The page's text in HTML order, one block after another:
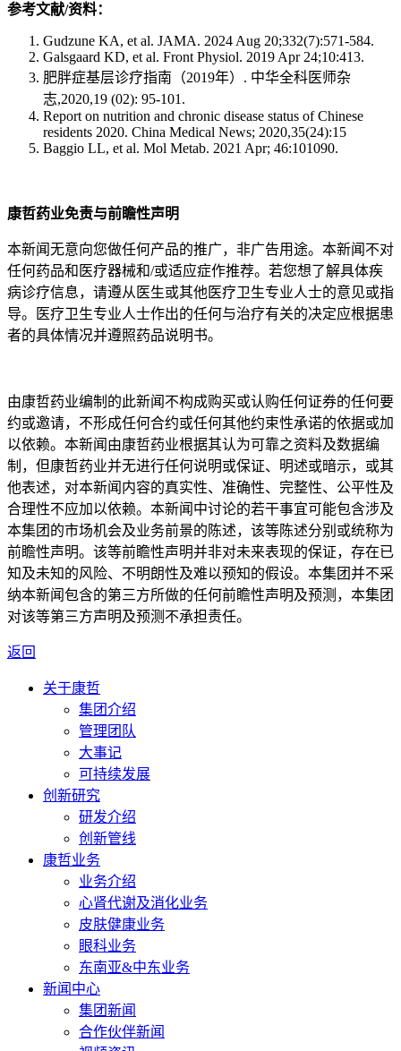
参考文献/资料：
Gudzune KA, et al. JAMA. 2024 Aug 20;332(7):571-584.
Galsgaard KD, et al. Front Physiol. 2019 Apr 24;10:413.
肥胖症基层诊疗指南（2019年）. 中华全科医师杂
志,2020,19 (02): 95-101.
Report on nutrition and chronic disease status of Chinese
residents 2020. China Medical News; 2020,35(24):15
Baggio LL, et al. Mol Metab. 2021 Apr; 46:101090.
康哲药业免责与前瞻性声明
本新闻无意向您做任何产品的推广，非广告用途。本新闻不对
任何药品和医疗器械和/或适应症作推荐。若您想了解具体疾
病诊疗信息，请遵从医生或其他医疗卫生专业人士的意见或指
导。医疗卫生专业人士作出的任何与治疗有关的决定应根据患
者的具体情况并遵照药品说明书。
由康哲药业编制的此新闻不构成购买或认购任何证券的任何要
约或邀请，不形成任何合约或任何其他约束性承诺的依据或加
以依赖。本新闻由康哲药业根据其认为可靠之资料及数据编
制，但康哲药业并无进行任何说明或保证、明述或暗示，或其
他表述，对本新闻内容的真实性、准确性、完整性、公平性及
合理性不应加以依赖。本新闻中讨论的若干事宜可能包含涉及
本集团的市场机会及业务前景的陈述，该等陈述分别或统称为
前瞻性声明。该等前瞻性声明并非对未来表现的保证，存在已
知及未知的风险、不明朗性及难以预知的假设。本集团并不采
纳本新闻包含的第三方所做的任何前瞻性声明及预测，本集团
对该等第三方声明及预测不承担责任。
返回
关于康哲
集团介绍
管理团队
大事记
可持续发展
创新研究
研发介绍
创新管线
康哲业务
业务介绍
心肾代谢及消化业务
皮肤健康业务
眼科业务
东南亚&中东业务
新闻中心
集团新闻
合作伙伴新闻